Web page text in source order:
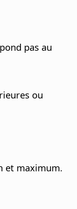
pas au
ou
et maximum.